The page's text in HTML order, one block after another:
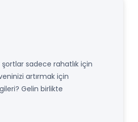
şortlar sadece rahatlık için
artırmak için
Gelin birlikte